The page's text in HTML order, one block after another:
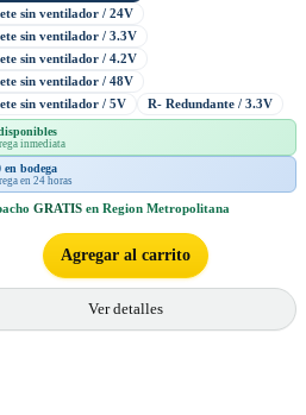
sin ventilador / 24V
sin ventilador / 3.3V
sin ventilador / 4.2V
sin ventilador / 48V
sin ventilador / 5V
R- Redundante / 3.3V
inmediata
en bodega
en 24 horas
GRATIS en Region Metropolitana
Agregar al carrito
Ver detalles